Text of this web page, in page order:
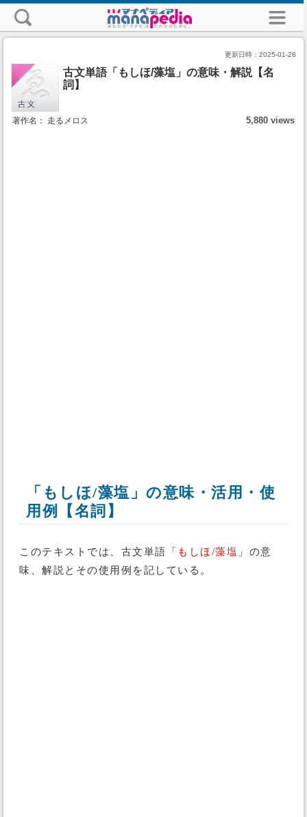
更新日時： 2025-01-28
古文単語「もしほ/藻塩」の意味・解説【名
詞】
著作名： 走るメロス 5,880 views
「もしほ/藻塩」の意味・活用・使
用例【名詞】
このテキストでは、古文単語「 もしほ/藻塩 」の意
味、解説とその使用例を記している。